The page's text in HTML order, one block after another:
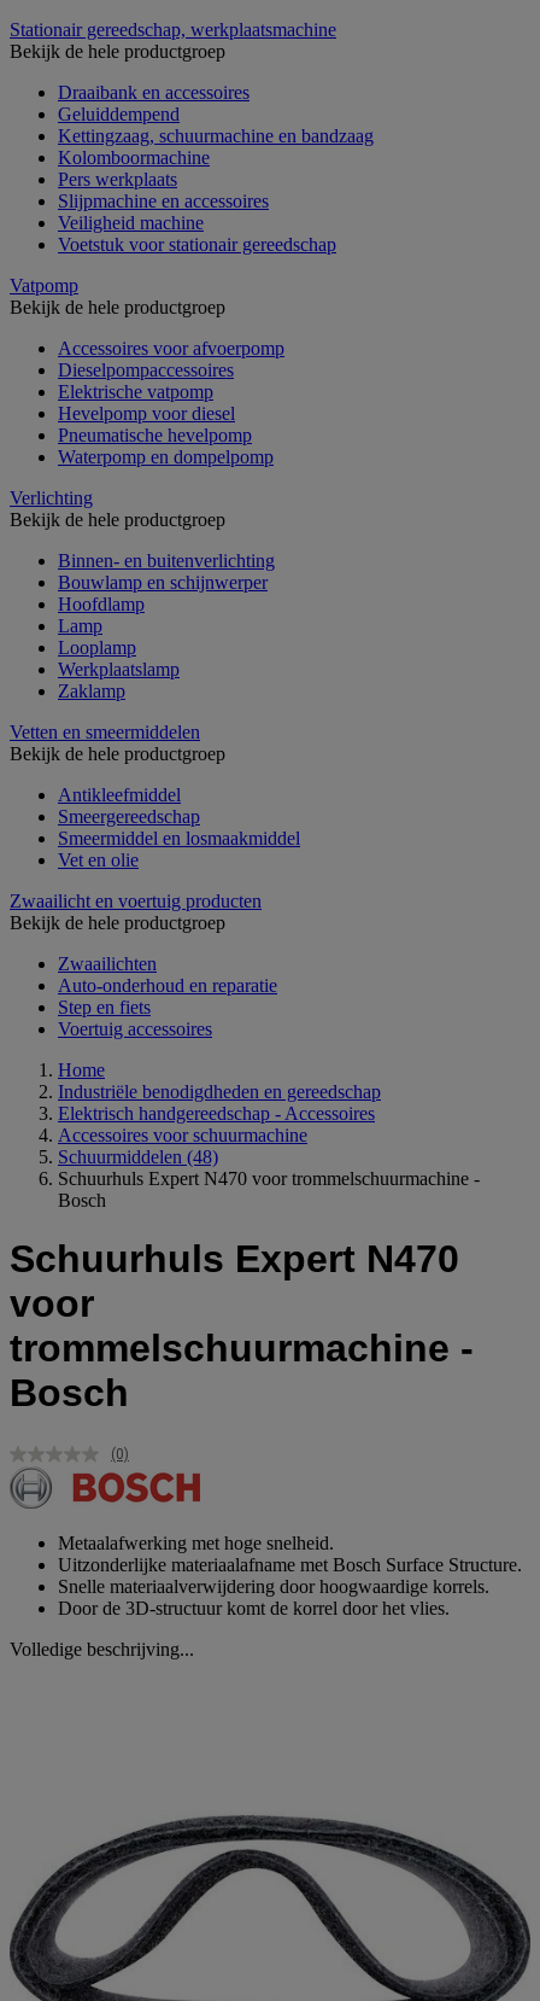
Stationair gereedschap, werkplaatsmachine
Bekijk de hele productgroep
Draaibank en accessoires
Geluiddempend
Kettingzaag, schuurmachine en bandzaag
Kolomboormachine
Pers werkplaats
Slijpmachine en accessoires
Veiligheid machine
Voetstuk voor stationair gereedschap
Vatpomp
Bekijk de hele productgroep
Accessoires voor afvoerpomp
Dieselpompaccessoires
Elektrische vatpomp
Hevelpomp voor diesel
Pneumatische hevelpomp
Waterpomp en dompelpomp
Verlichting
Bekijk de hele productgroep
Binnen- en buitenverlichting
Bouwlamp en schijnwerper
Hoofdlamp
Lamp
Looplamp
Werkplaatslamp
Zaklamp
Vetten en smeermiddelen
Bekijk de hele productgroep
Antikleefmiddel
Smeergereedschap
Smeermiddel en losmaakmiddel
Vet en olie
Zwaailicht en voertuig producten
Bekijk de hele productgroep
Zwaailichten
Auto-onderhoud en reparatie
Step en fiets
Voertuig accessoires
Home
Industriële benodigdheden en gereedschap
Elektrisch handgereedschap - Accessoires
Accessoires voor schuurmachine
Schuurmiddelen (48)
Schuurhuls Expert N470 voor trommelschuurmachine -
Bosch
Schuurhuls Expert N470
voor
trommelschuurmachine -
Bosch
Geen
scorewaarde.
Dezelfde
(0)
Metaalafwerking met hoge snelheid.
Uitzonderlijke materiaalafname met Bosch Surface Structure.
Snelle materiaalverwijdering door hoogwaardige korrels.
Door de 3D-structuur komt de korrel door het vlies.
Volledige beschrijving...